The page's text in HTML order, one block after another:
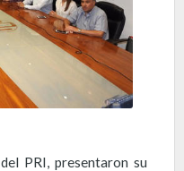
PRI, presentaron su